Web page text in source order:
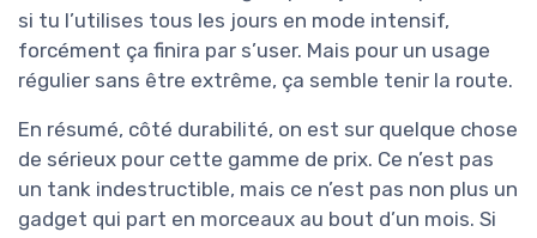
si tu l’utilises tous les jours en mode intensif,
forcément ça finira par s’user. Mais pour un usage
régulier sans être extrême, ça semble tenir la route.
En résumé, côté durabilité, on est sur quelque chose
de sérieux pour cette gamme de prix. Ce n’est pas
un tank indestructible, mais ce n’est pas non plus un
gadget qui part en morceaux au bout d’un mois. Si